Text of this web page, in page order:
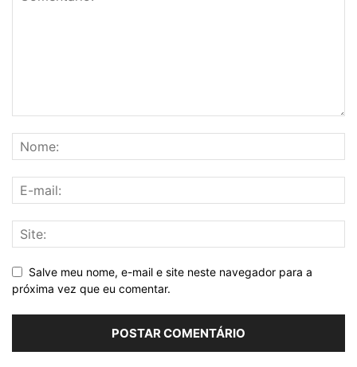
Salve meu nome, e-mail e site neste navegador para a
próxima vez que eu comentar.